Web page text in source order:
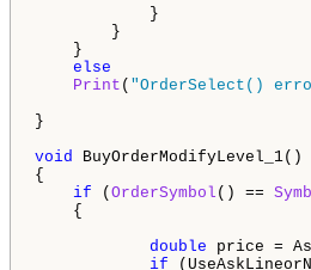
}
}
}
else
Print ( "OrderSelect()
}
void BuyOrderModifyLevel_1()
{
if ( OrderSymbol () ==
{
double price =
if